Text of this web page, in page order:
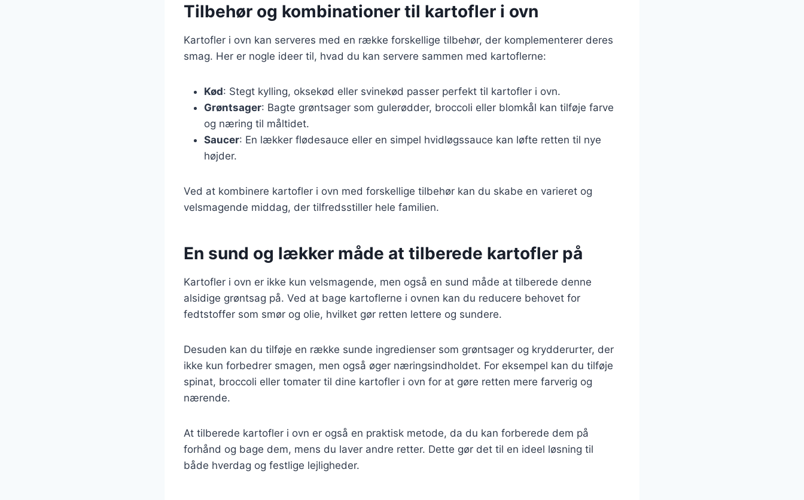
Tilbehør og kombinationer til kartofler i ovn
Kartofler i ovn kan serveres med en række forskellige tilbehør, der komplementerer deres
smag. Her er nogle ideer til, hvad du kan servere sammen med kartoflerne:
Kød: Stegt kylling, oksekød eller svinekød passer perfekt til kartofler i ovn.
Grøntsager: Bagte grøntsager som gulerødder, broccoli eller blomkål kan tilføje farve
og næring til måltidet.
Saucer: En lækker flødesauce eller en simpel hvidløgssauce kan løfte retten til nye
højder.
Ved at kombinere kartofler i ovn med forskellige tilbehør kan du skabe en varieret og
velsmagende middag, der tilfredsstiller hele familien.
En sund og lækker måde at tilberede kartofler på
Kartofler i ovn er ikke kun velsmagende, men også en sund måde at tilberede denne
alsidige grøntsag på. Ved at bage kartoflerne i ovnen kan du reducere behovet for
fedtstoffer som smør og olie, hvilket gør retten lettere og sundere.
Desuden kan du tilføje en række sunde ingredienser som grøntsager og krydderurter, der
ikke kun forbedrer smagen, men også øger næringsindholdet. For eksempel kan du tilføje
spinat, broccoli eller tomater til dine kartofler i ovn for at gøre retten mere farverig og
nærende.
At tilberede kartofler i ovn er også en praktisk metode, da du kan forberede dem på
forhånd og bage dem, mens du laver andre retter. Dette gør det til en ideel løsning til
både hverdag og festlige lejligheder.